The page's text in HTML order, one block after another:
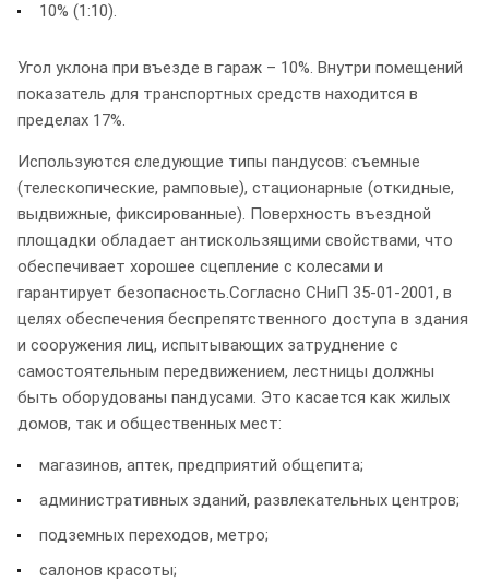
10% (1:10).
Угол уклона при въезде в гараж – 10%. Внутри помещений
показатель для транспортных средств находится в
пределах 17%.
Используются следующие типы пандусов: съемные
(телескопические, рамповые), стационарные (откидные,
выдвижные, фиксированные). Поверхность въездной
площадки обладает антискользящими свойствами, что
обеспечивает хорошее сцепление с колесами и
гарантирует безопасность.Согласно СНиП 35-01-2001, в
целях обеспечения беспрепятственного доступа в здания
и сооружения лиц, испытывающих затруднение с
самостоятельным передвижением, лестницы должны
быть оборудованы пандусами. Это касается как жилых
домов, так и общественных мест:
магазинов, аптек, предприятий общепита;
административных зданий, развлекательных центров;
подземных переходов, метро;
салонов красоты;